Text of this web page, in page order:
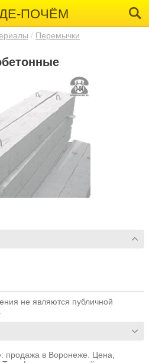
ПОЧЁМ
Перемычки
не являются публичной
продажа в Воронеже. Цена,